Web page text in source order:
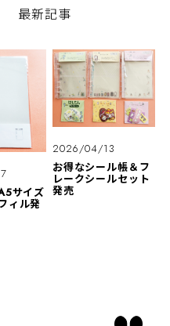
最新記事
サイズ
ィル発
2026/04/13
お得なシール帳＆フ
レークシールセット
発売